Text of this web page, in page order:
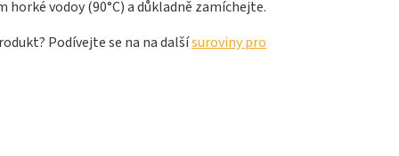
vodoy (90°C) a důkladně zamíchejte.
Podívejte se na na dalšísuroviny pro